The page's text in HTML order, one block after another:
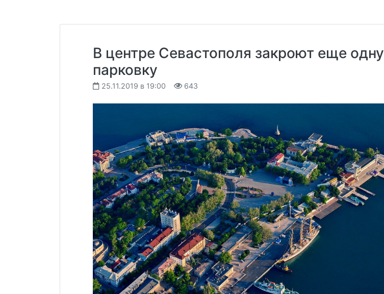
В центре Севастополя закроют еще одну
парковку
25.11.2019 в 19:00 643